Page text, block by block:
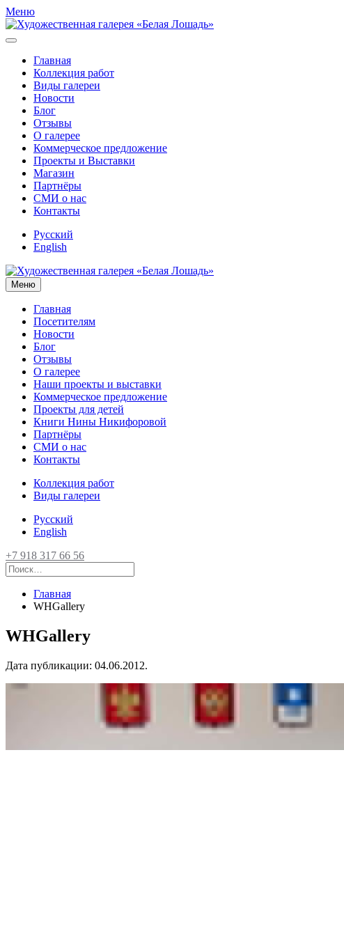
Меню
Главная
Коллекция работ
Виды галереи
Новости
Блог
Отзывы
О галерее
Коммерческое предложение
Проекты и Выставки
Магазин
Партнёры
СМИ о нас
Контакты
Русский
English
Меню
Главная
Посетителям
Новости
Блог
Отзывы
О галерее
Наши проекты и выставки
Коммерческое предложение
Проекты для детей
Книги Нины Никифоровой
Партнёры
СМИ о нас
Контакты
Коллекция работ
Виды галереи
Русский
English
+7 918 317 66 56
Главная
WHGallery
WHGallery
Дата публикации: 04.06.2012.